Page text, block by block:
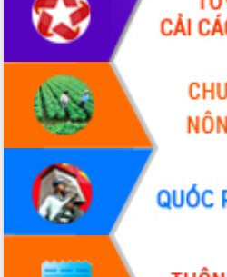
UBND tỉnh họp báo định kỳ tháng 4
năm 2026
Hội thảo khoa học “Giải pháp thúc đẩy
phát triển nền kinh tế xanh tại tỉnh
Đắk Lắk”
Tăng cường giám sát, đôn đốc thực
hiện nhiệm vụ quản lý tài sản công
hàng tuần
Tháo gỡ những vướng mắc, đẩy mạnh
công tác cải cách thủ tục hành chính
tại Trung tâm Phục vụ hành chính
công tỉnh
Đắk Lắk: Tôn vinh 46 giải pháp tại Hội
thi Sáng tạo Kỹ thuật 2024 - 2025